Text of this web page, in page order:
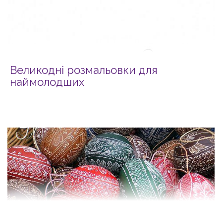
Великодні розмальовки для
наймолодших